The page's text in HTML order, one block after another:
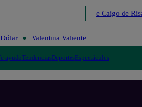
Me Caigo de Risa
Dólar Valentina Valiente
ayudoTendenciasDeportesEspectáculos